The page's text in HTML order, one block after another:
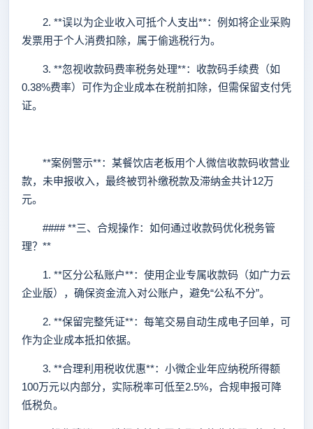
2. **误以为企业收入可抵个人支出**：例如将企业采购
发票用于个人消费扣除，属于偷逃税行为。
3. **忽视收款码费率税务处理**：收款码手续费（如
0.38%费率）可作为企业成本在税前扣除，但需保留支付凭
证。
**案例警示**：某餐饮店老板用个人微信收款码收营业
款，未申报收入，最终被罚补缴税款及滞纳金共计12万
元。
#### **三、合规操作：如何通过收款码优化税务管
理？**
1. **区分公私账户**：使用企业专属收款码（如广力云
企业版），确保资金流入对公账户，避免“公私不分”。
2. **保留完整凭证**：每笔交易自动生成电子回单，可
作为企业成本抵扣依据。
3. **合理利用税收优惠**：小微企业年应纳税所得额
100万元以内部分，实际税率可低至2.5%，合规申报可降
低税负。